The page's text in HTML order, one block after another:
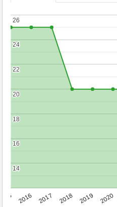
2016 2017 2018 2019 2020
14
14
16
16
18
18
20
20
22
22
24
24
26
26